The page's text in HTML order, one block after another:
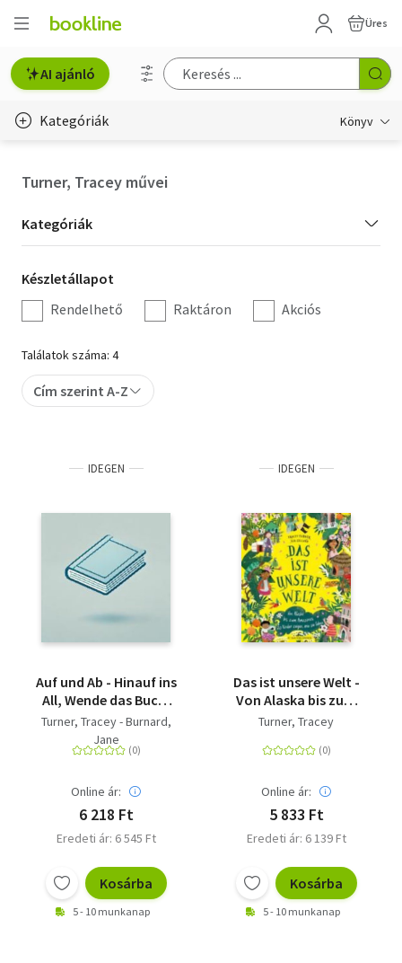
Üres
AI ajánló
Kategóriák Könyv
Hobbi, szabadidő
Irodalom
Művészet
Szakkönyv
Tankönyv, segédkönyv
Társadalomtudomány
Természettudomány
Történelem
Turner, Tracey művei
Kategória
szűrés
Kategóriák
Készletállapot
szűrés
Készletállapot
Rendelhető
Raktáron Akciós
Találatok száma: 4
Cím szerint A-Z
IDEGEN
Auf und Ab - Hinauf ins
All, Wende das Buch,
Hinab zum Erdkern
Turner, Tracey - Burnard,
Jane
Online ár:
6 218 Ft
Eredeti ár: 6 545 Ft
Kosárba
5 - 10 munkanap
IDEGEN
Das ist unsere Welt -
Von Alaska bis zum
Amazonas - 20 Kinder
Turner, Tracey
Online ár:
5 833 Ft
Eredeti ár: 6 139 Ft
Kosárba
5 - 10 munkanap